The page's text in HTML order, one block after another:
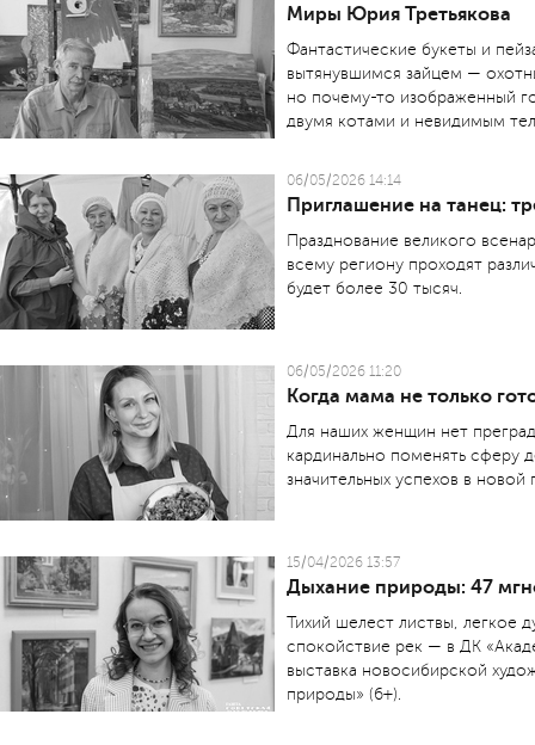
Миры Юрия Третьякова
Фантастические букеты и
вытянувшимся зайцем —
но почему-то изображенный
двумя котами и невидимым
06/05/2026 14:14
Приглашение на танец:
Празднование великого
всему региону проходят
будет более 30 тысяч.
06/05/2026 11:20
Когда мама не только
Для наших женщин нет
кардинально поменять сферу
значительных успехов в
15/04/2026 13:57
Дыхание природы: 47
Тихий шелест листвы, легкое
спокойствие рек — в ДК
выставка новосибирской
природы» (6+).